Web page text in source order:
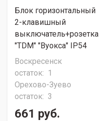
Блок горизонтальный
2-клавишный
выключатель+розетка
"ТDМ" "Вуокса" IP54
Воскресенск
остаток: 1
Орехово-Зуево
остаток: 3
661 руб.